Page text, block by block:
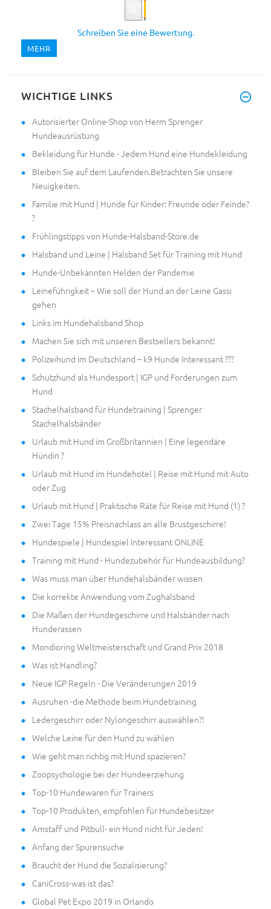
Schreiben Sie eine Bewertung.
MEHR
WICHTIGE LINKS
Autorisierter Online-Shop von Herm Sprenger
Hundeausrüstung
Bekleidung für Hunde - Jedem Hund eine Hundekleidung
Bleiben Sie auf dem Laufenden.Betrachten Sie unsere
Neuigkeiten.
Familie mit Hund | Hunde für Kinder: Freunde oder Feinde?
?
Frühlingstipps von Hunde-Halsband-Store.de
Halsband und Leine | Halsband Set für Training mit Hund
Hunde-Unbekannten Helden der Pandemie
Leineführigkeit – Wie soll der Hund an der Leine Gassi
gehen
Links im Hundehalsband Shop
Machen Sie sich mit unseren Bestsellers bekannt!
Polizeihund im Deutschland – k9 Hunde Interessant ???
Schutzhund als Hundesport | IGP und Forderungen zum
Hund
Stachelhalsband für Hundetraining | Sprenger
Stachelhalsbänder
Urlaub mit Hund im Großbritannien | Eine legendäre
Hündin ?
Urlaub mit Hund im Hundehotel | Reise mit Hund mit Auto
oder Zug
Urlaub mit Hund | Praktische Räte für Reise mit Hund (1) ?
Zwei Tage 15% Preisnachlass an alle Brustgeschirre!
Hundespiele | Hundespiel Interessant ONLINE
Training mit Hund - Hundezubehör für Hundeausbildung?
Was muss man über Hundehalsbänder wissen
Die korrekte Anwendung vom Zughalsband
Die Maßen der Hundegeschirre und Halsbänder nach
Hunderassen
Mondioring Weltmeisterschaft und Grand Prix 2018
Was ist Handling?
Neue IGP Regeln - Die Veränderungen 2019
Ausruhen -die Methode beim Hundetraining
Ledergeschirr oder Nylongeschirr auswählen?!
Welche Leine für den Hund zu wählen
Wie geht man richtig mit Hund spazieren?
Zoopsychologie bei der Hundeerziehung
Top-10 Hundewaren für Trainers
Top-10 Produkten, empfohlen für Hundebesitzer
Amstaff und Pitbull- ein Hund nicht für Jeden!
Anfang der Spurensuche
Braucht der Hund die Sozialisierung?
CaniCross-was ist das?
Global Pet Expo 2019 in Orlando